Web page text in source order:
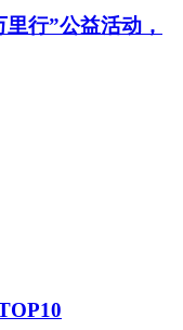
行”公益活动，